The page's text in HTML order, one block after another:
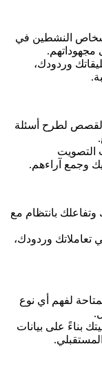
النشطين في
وردودك،
لطرح أسئلة
التصويت
وجمع آراءهم.
بانتظام مع
وردودك،
لفهم أي نوع
بناءً على بيانات